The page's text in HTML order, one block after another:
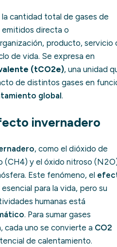
la cantidad total de gases de
directa o
producto, servicio
de vida. Se expresa en
(tCO2e), una unidad
de distintos gases en
global.
invernadero
, como el dióxido de
(CH4) y el óxido nitroso
Este fenómeno, el
esencial para la vida, pero su
humanas está
. Para sumar gases
cada uno se convierte a CO2
de calentamiento.